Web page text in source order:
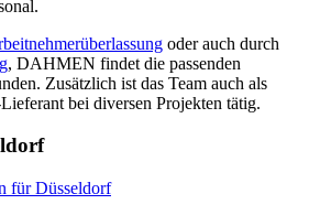
oder auch durch
, DAHMEN findet die passenden
Zusätzlich ist das Team auch als
bei diversen Projekten tätig.
für Düsseldorf